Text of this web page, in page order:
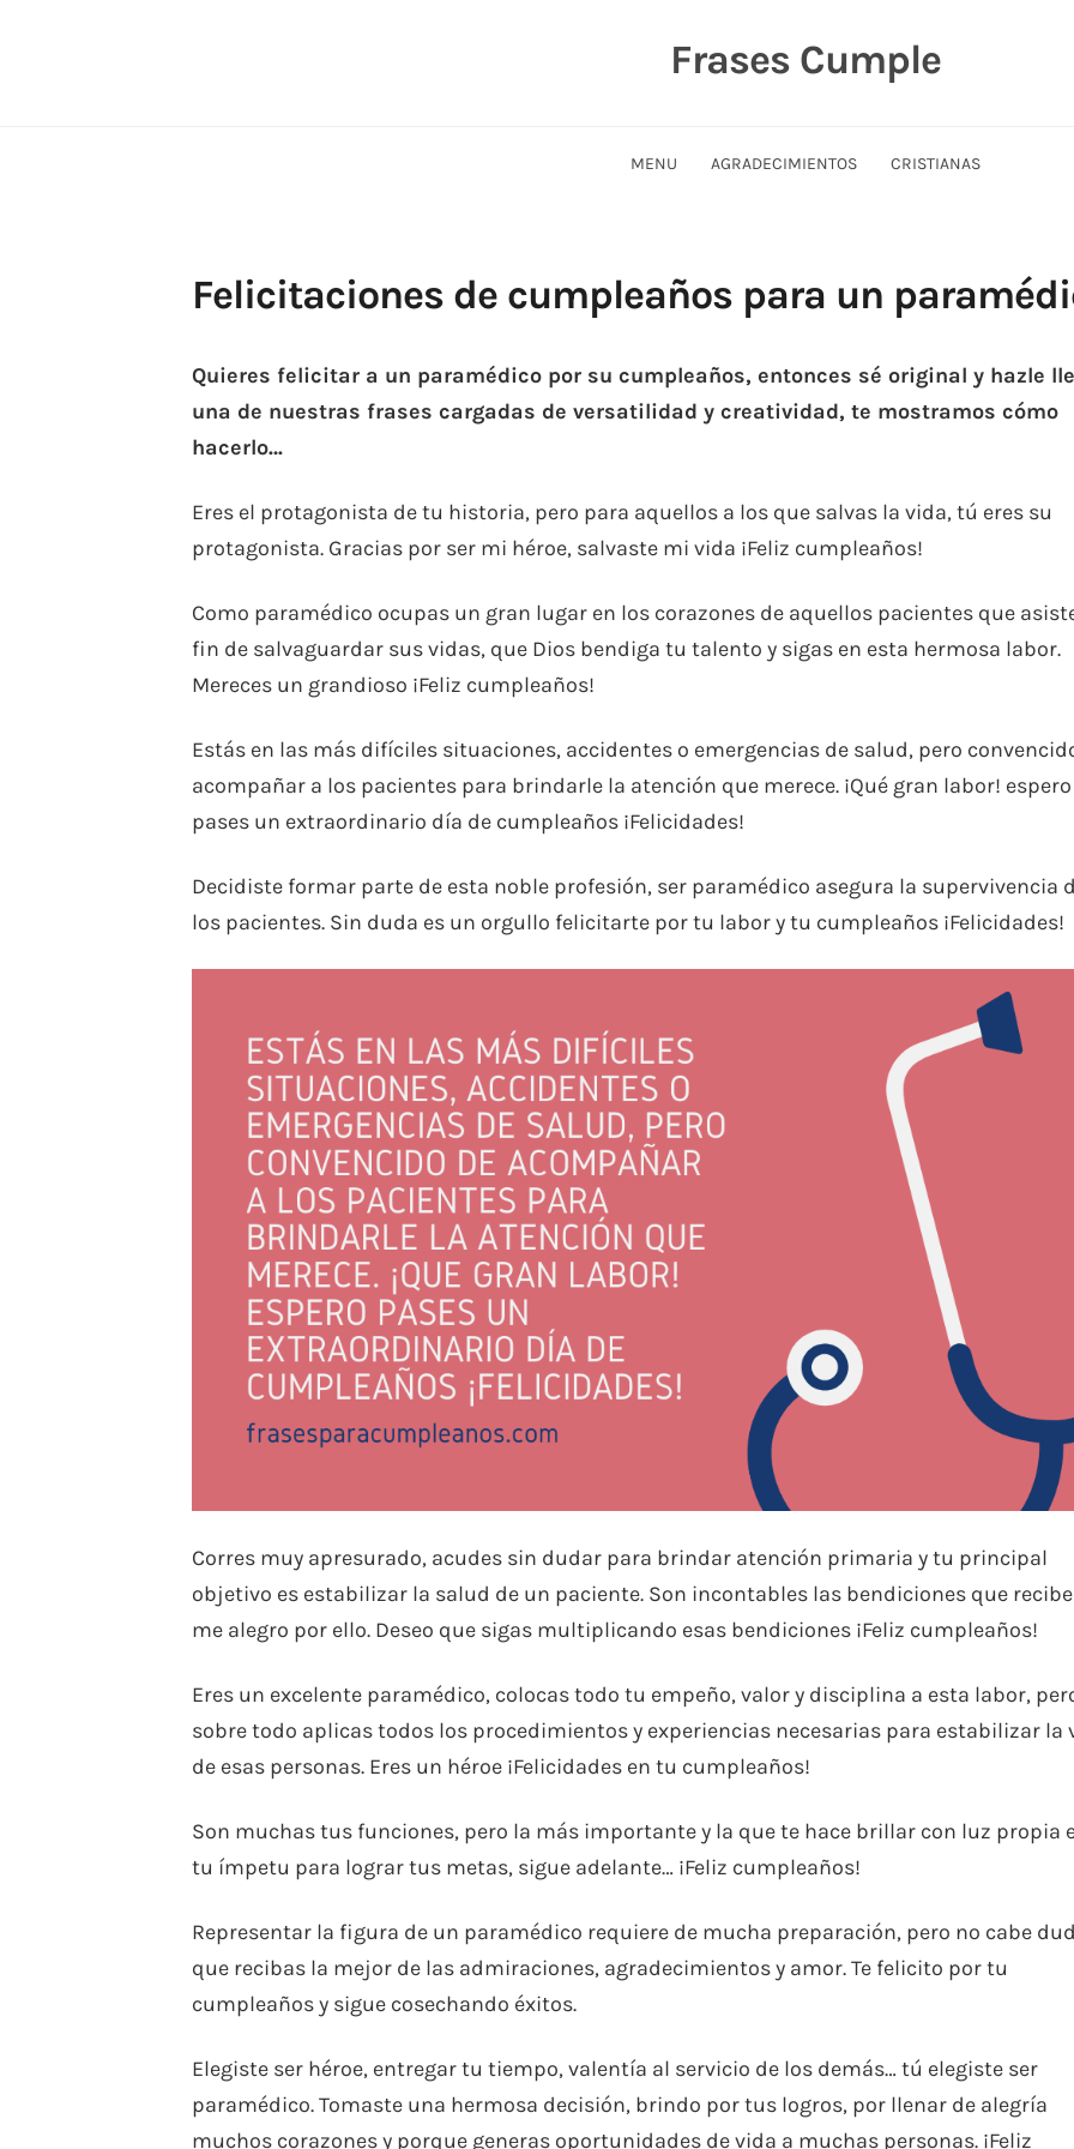
Frases Cumple
MENU AGRADECIMIENTOS CRISTIANAS
Felicitaciones de cumpleaños para un
Quieres felicitar a un paramédico por su cumpleaños, entonces sé original y hazle
una de nuestras frases cargadas de versatilidad y creatividad, te mostramos cómo
hacerlo…
Eres el protagonista de tu historia, pero para aquellos a los que salvas la vida, tú eres su
protagonista. Gracias por ser mi héroe, salvaste mi vida ¡Feliz cumpleaños!
Como paramédico ocupas un gran lugar en los corazones de aquellos pacientes que
fin de salvaguardar sus vidas, que Dios bendiga tu talento y sigas en esta hermosa labor.
Mereces un grandioso ¡Feliz cumpleaños!
Estás en las más difíciles situaciones, accidentes o emergencias de salud, pero
acompañar a los pacientes para brindarle la atención que merece. ¡Qué gran labor! espero
pases un extraordinario día de cumpleaños ¡Felicidades!
Decidiste formar parte de esta noble profesión, ser paramédico asegura la supervivencia
los pacientes. Sin duda es un orgullo felicitarte por tu labor y tu cumpleaños ¡Felicidades!
Corres muy apresurado, acudes sin dudar para brindar atención primaria y tu principal
objetivo es estabilizar la salud de un paciente. Son incontables las bendiciones que
me alegro por ello. Deseo que sigas multiplicando esas bendiciones ¡Feliz cumpleaños!
Eres un excelente paramédico, colocas todo tu empeño, valor y disciplina a esta labor,
sobre todo aplicas todos los procedimientos y experiencias necesarias para estabilizar la
de esas personas. Eres un héroe ¡Felicidades en tu cumpleaños!
Son muchas tus funciones, pero la más importante y la que te hace brillar con luz propia
tu ímpetu para lograr tus metas, sigue adelante… ¡Feliz cumpleaños!
Representar la figura de un paramédico requiere de mucha preparación, pero no cabe
que recibas la mejor de las admiraciones, agradecimientos y amor. Te felicito por tu
cumpleaños y sigue cosechando éxitos.
Elegiste ser héroe, entregar tu tiempo, valentía al servicio de los demás… tú elegiste ser
paramédico. Tomaste una hermosa decisión, brindo por tus logros, por llenar de alegría
muchos corazones y porque generas oportunidades de vida a muchas personas. ¡Feliz